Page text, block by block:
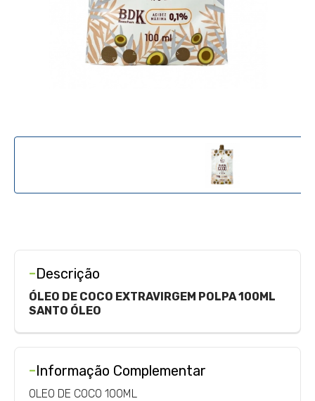
-Descrição
ÓLEO DE COCO EXTRAVIRGEM POLPA 100ML
SANTO ÓLEO
-Informação Complementar
OLEO DE COCO 100ML